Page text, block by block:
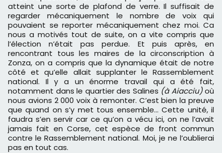
atteint une sorte de plafond de verre. Il suffisait de
regarder mécaniquement le nombre de voix qui
pouvaient se reporter mécaniquement chez moi. Ca
nous a motivés tout de suite, on a vite compris que
l’élection n’était pas perdue. Et puis après, en
rencontrant tous les maires de la circonscription à
Zonza, on a compris que la dynamique était de notre
côté et qu’elle allait supplanter le Rassemblement
national. Il y a un énorme travail qui a été fait,
notamment dans le quartier des Salines (à Aiacciu)où
nous avions 2 000 voix à remonter. C’est bien la preuve
que quand on s’y met tous ensemble… Cette unité, il
faudra s’en servir car ce qu’on a vécu ici, on ne l’avait
jamais fait en Corse, cet espèce de front commun
contre le Rassemblement national. Moi, je ne l’oublierai
pas en tout cas.